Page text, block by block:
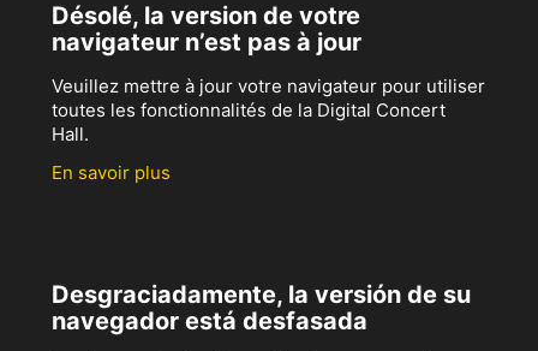
Désolé, la version de votre
navigateur n’est pas à jour
Veuillez mettre à jour votre navigateur pour utiliser
toutes les fonctionnalités de la Digital Concert
Hall.
En savoir plus
Desgraciadamente, la versión de su
navegador está desfasada